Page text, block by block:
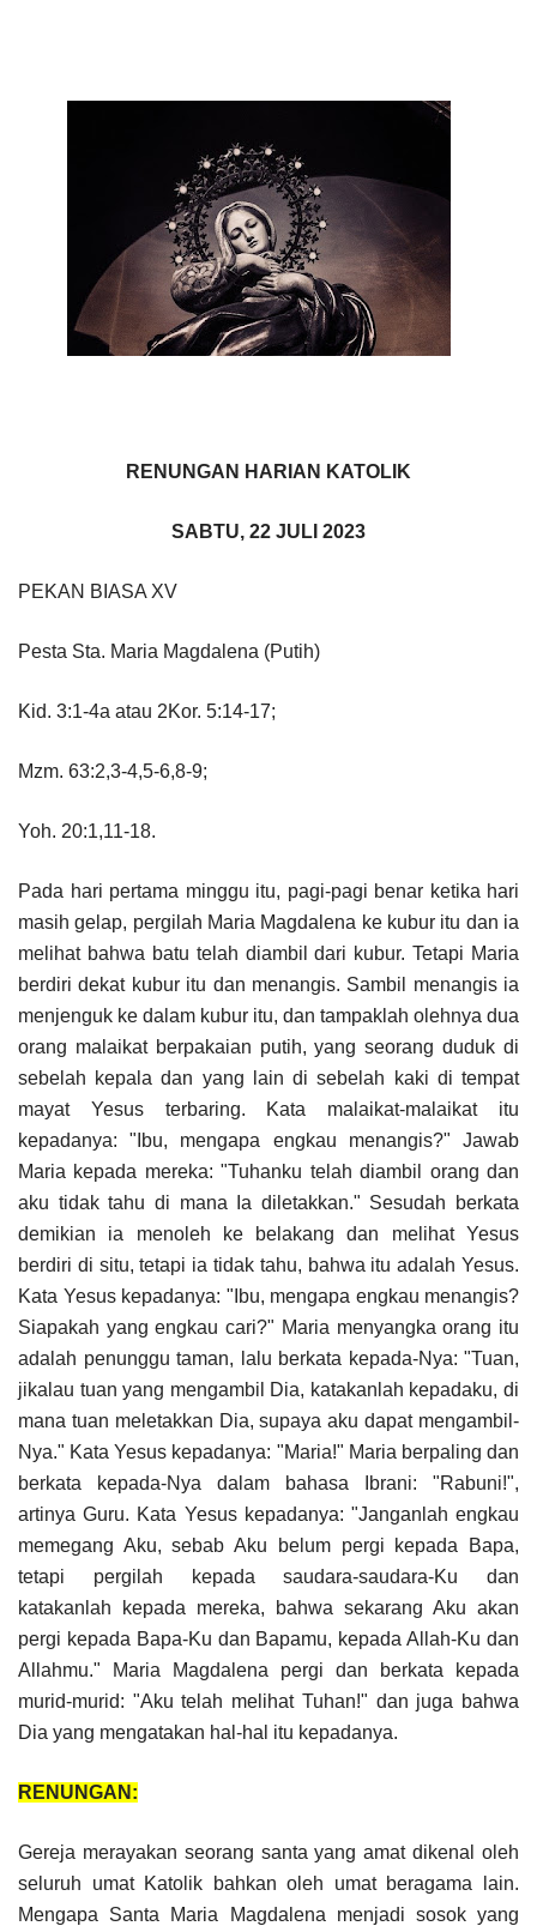
RENUNGAN HARIAN KATOLIK
SABTU, 22 JULI 2023
PEKAN BIASA XV
Pesta Sta. Maria Magdalena (Putih)
Kid. 3:1-4a atau 2Kor. 5:14-17;
Mzm. 63:2,3-4,5-6,8-9;
Yoh. 20:1,11-18.
Pada hari pertama minggu itu, pagi-pagi benar ketika hari
masih gelap, pergilah Maria Magdalena ke kubur itu dan ia
melihat bahwa batu telah diambil dari kubur. Tetapi Maria
berdiri dekat kubur itu dan menangis. Sambil menangis ia
menjenguk ke dalam kubur itu, dan tampaklah olehnya dua
orang malaikat berpakaian putih, yang seorang duduk di
sebelah kepala dan yang lain di sebelah kaki di tempat
mayat Yesus terbaring. Kata malaikat-malaikat itu
kepadanya: "Ibu, mengapa engkau menangis?" Jawab
Maria kepada mereka: "Tuhanku telah diambil orang dan
aku tidak tahu di mana Ia diletakkan." Sesudah berkata
demikian ia menoleh ke belakang dan melihat Yesus
berdiri di situ, tetapi ia tidak tahu, bahwa itu adalah Yesus.
Kata Yesus kepadanya: "Ibu, mengapa engkau menangis?
Siapakah yang engkau cari?" Maria menyangka orang itu
adalah penunggu taman, lalu berkata kepada-Nya: "Tuan,
jikalau tuan yang mengambil Dia, katakanlah kepadaku, di
mana tuan meletakkan Dia, supaya aku dapat mengambil-
Nya." Kata Yesus kepadanya: "Maria!" Maria berpaling dan
berkata kepada-Nya dalam bahasa Ibrani: "Rabuni!",
artinya Guru. Kata Yesus kepadanya: "Janganlah engkau
memegang Aku, sebab Aku belum pergi kepada Bapa,
tetapi pergilah kepada saudara-saudara-Ku dan
katakanlah kepada mereka, bahwa sekarang Aku akan
pergi kepada Bapa-Ku dan Bapamu, kepada Allah-Ku dan
Allahmu." Maria Magdalena pergi dan berkata kepada
murid-murid: "Aku telah melihat Tuhan!" dan juga bahwa
Dia yang mengatakan hal-hal itu kepadanya.
RENUNGAN:
Gereja merayakan seorang santa yang amat dikenal oleh
seluruh umat Katolik bahkan oleh umat beragama lain.
Mengapa Santa Maria Magdalena menjadi sosok yang